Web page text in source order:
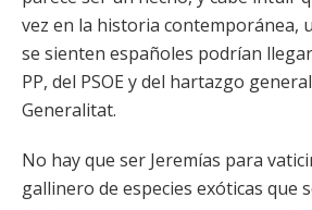
vez en la historia contemporánea,
se sienten españoles podrían
PP, del PSOE y del hartazgo
Generalitat.
No hay que ser Jeremías para
gallinero de especies exóticas que